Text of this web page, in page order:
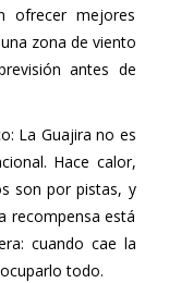
ofrecer mejores
zona de viento
antes de
La Guajira no es
Hace calor,
son por pistas, y
recompensa está
cuando cae la
todo.